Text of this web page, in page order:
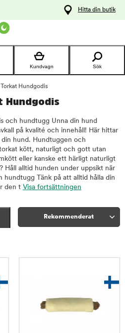
Hitta din butik
Kundvagn Sök
Torkat Hundgodis
Hundgodis
och hundtugg Unna din hund
på kvalité och innehåll! Här hittar
hund. Hundtuggen och
kött, naturligt och gott utan
eller kanske ett härligt naturligt
Håll alltid hunden under uppsikt när
Tänk på att alltid hålla din
den t Visa fortsättningen
Rekommenderat